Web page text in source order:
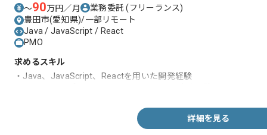
〜90万円／月 業務委託(フリーランス)
豊田市(愛知県)/一部リモート
Java / JavaScript / React
PMO
求めるスキル
・Java、JavaScript、Reactを用いた開発経験
詳細を見る